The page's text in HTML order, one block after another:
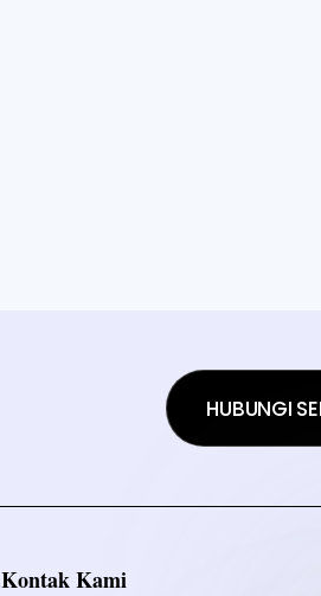
HUBUNGI
Kontak Kami